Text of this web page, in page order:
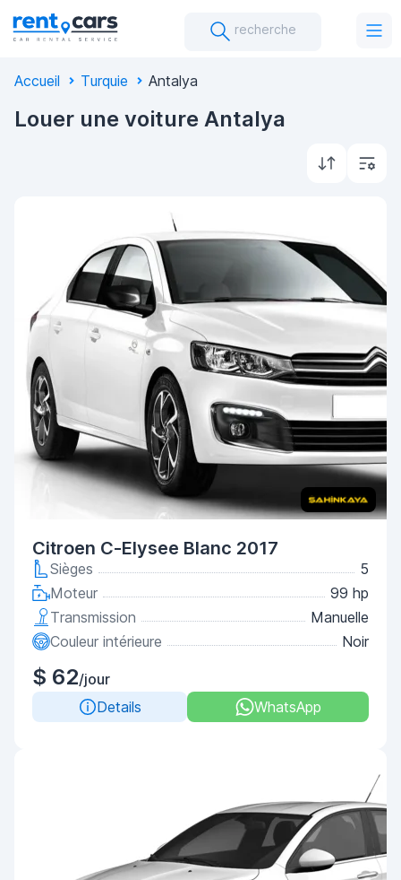
recherche
Accueil Turquie Antalya
Louer une voiture Antalya
Citroen C-Elysee Blanc 2017
Sièges
5
Moteur
99 hp
Transmission
Manuelle
Couleur intérieure
Noir
$ 62/jour
Details
WhatsApp